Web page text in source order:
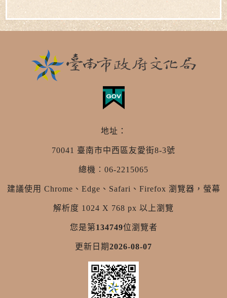
地址：
70041 臺南市中西區友愛街8-3號
總機︰06-2215065
建議使用 Chrome、Edge、Safari、Firefox 瀏覽器，螢幕
解析度 1024 X 768 px 以上瀏覽
您是第134749位瀏覽者
更新日期2026-08-07